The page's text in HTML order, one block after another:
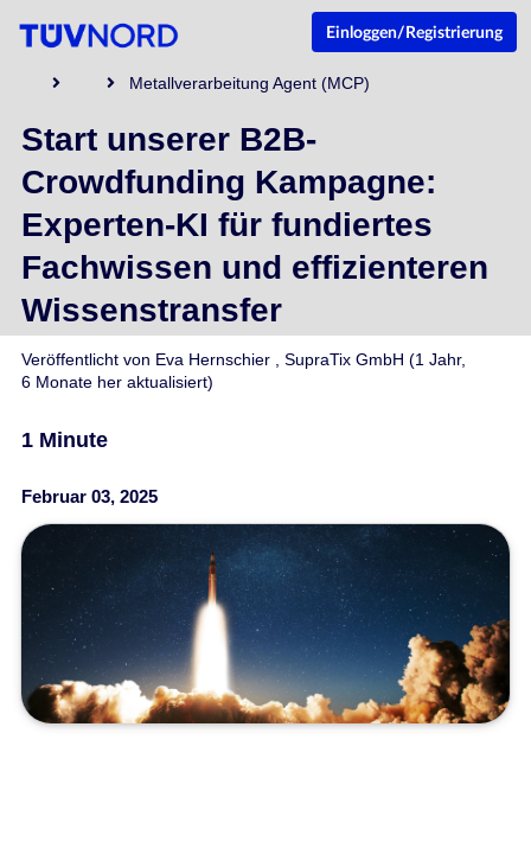
Einloggen/Registrierung
Metallverarbeitung Agent (MCP)
1 Minute
Februar 03, 2025
Start unserer B2B-
Crowdfunding Kampagne:
Experten-KI für fundiertes
Fachwissen und effizienteren
Wissenstransfer
Veröffentlicht von Eva Hernschier, SupraTix GmbH (1 Jahr,
6 Monate her aktualisiert)